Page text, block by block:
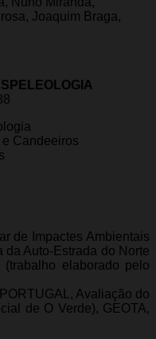
Joaquim Braga,
Candeeiros
de Impactes Ambientais
da Auto-Estrada do Norte
elaborado pelo
Avaliação do
de O Verde), GEOTA,